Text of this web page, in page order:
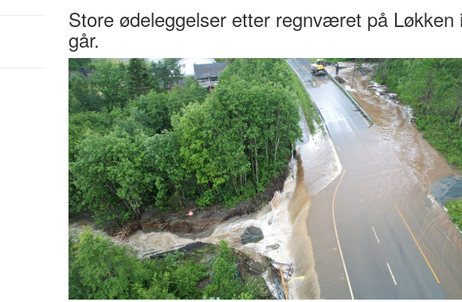
Store ødeleggelser etter regnværet på Løkken
går.